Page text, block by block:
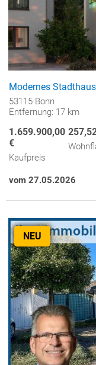
Modernes
53115 Bonn
Entfernung: 17 km
1.659.900,00
€
Kaufpreis
vom 27.05.2026
NEU